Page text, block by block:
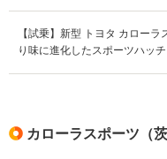
【試乗】新型 トヨタ カロー
り味に進化したスポーツハッチ
カローラスポーツ（